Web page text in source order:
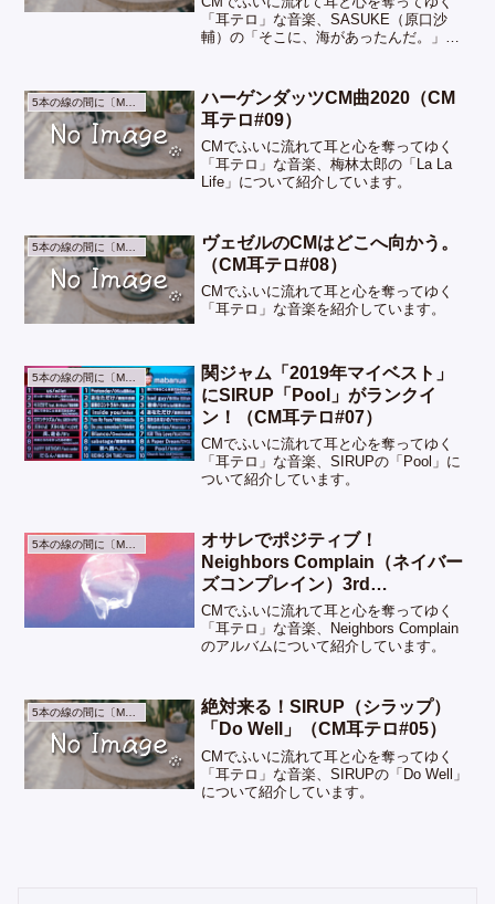
「耳テロ」な音楽、SASUKE（原口沙
輔）の「そこに、海があったんだ。」に
5本の線の間に〔Music〕
ハーゲンダッツCM曲2020（CM
耳テロ#09）
CMでふいに流れて耳と心を奪ってゆく
「耳テロ」な音楽、梅林太郎の「La La
Life」について紹介しています。
5本の線の間に〔Music〕
ヴェゼルのCMはどこへ向かう。
（CM耳テロ#08）
CMでふいに流れて耳と心を奪ってゆく
「耳テロ」な音楽を紹介しています。
5本の線の間に〔Music〕
関ジャム「2019年マイベスト」
にSIRUP「Pool」がランクイ
ン！（CM耳テロ#07）
CMでふいに流れて耳と心を奪ってゆく
「耳テロ」な音楽、SIRUPの「Pool」に
ついて紹介しています。
5本の線の間に〔Music〕
オサレでポジティブ！
Neighbors Complain（ネイバー
ズコンプレイン）3rd
Album「WAVE」リリース&ツア
ー中！（CM耳テロ#06）
CMでふいに流れて耳と心を奪ってゆく
「耳テロ」な音楽、Neighbors Complain
のアルバムについて紹介しています。
5本の線の間に〔Music〕
絶対来る！SIRUP（シラップ）
「Do Well」（CM耳テロ#05）
CMでふいに流れて耳と心を奪ってゆく
「耳テロ」な音楽、SIRUPの「Do Well」
について紹介しています。